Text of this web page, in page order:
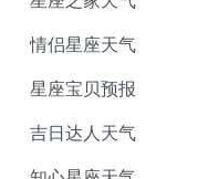
情侣星座天气
星座宝贝预报
吉日达人天气